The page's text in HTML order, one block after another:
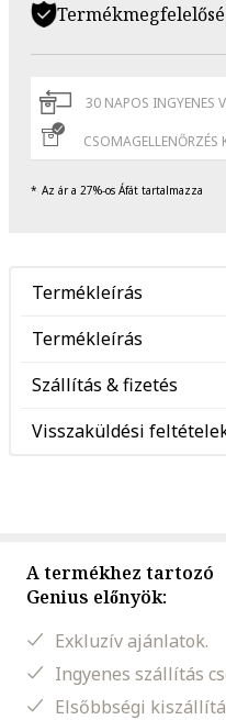
30 NAPOS INGYENES
CSOMAGELLENŐRZÉS
Az ár a 27%-os Áfát tartalmazza
Termékleírás
Termékleírás
Szállítás & fizetés
Visszaküldési
A termékhez tartozó
Genius előnyök:
Exkluzív ajánlatok.
Ingyenes szállítás
Elsőbbségi